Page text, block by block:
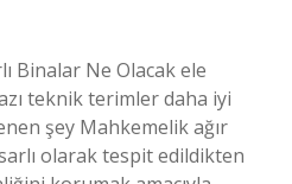
Binalar Ne Olacak ele
teknik terimler daha iyi
şey Mahkemelik ağır
olarak tespit edildikten